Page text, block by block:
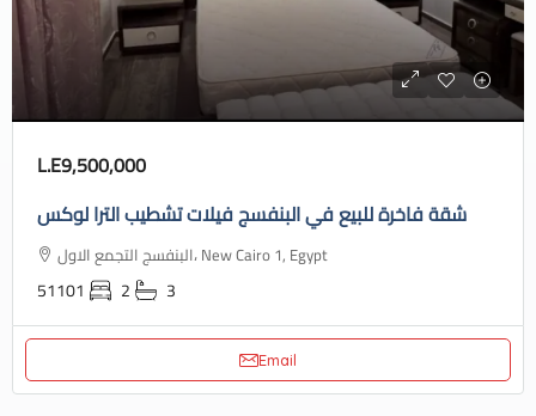
L.E9,500,000
شقة فاخرة للبيع في البنفسج فيلات تشطيب الترا لوكس
البنفسج التجمع الاول، New Cairo 1, Egypt
51101 2 3
Email